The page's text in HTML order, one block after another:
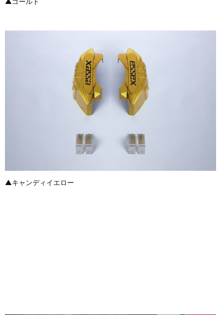
▲キャンディイエロー